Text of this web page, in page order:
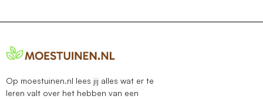
Op moestuinen.nl lees jij alles wat er te
leren valt over het hebben van een